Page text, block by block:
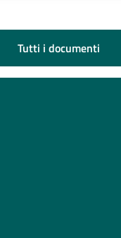
Tutti i documenti